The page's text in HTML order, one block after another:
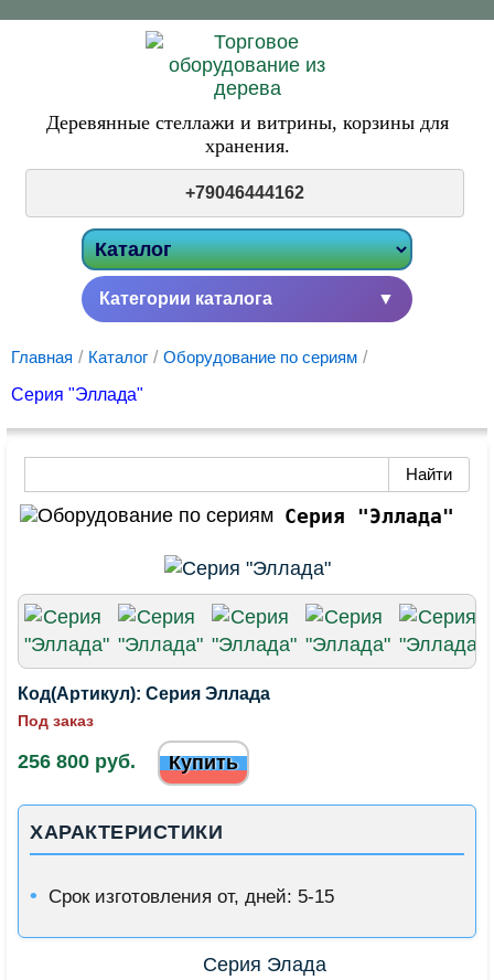
Деревянные стеллажи и витрины, корзины для
хранения.
+79046444162
Категории каталога ▼
Главная / Каталог / Оборудование по сериям /
Серия "Эллада"
Серия "Эллада"
Код(Артикул): Серия Эллада
Под заказ
256 800 руб. Купить
Серия Элада
ХАРАКТЕРИСТИКИ
Срок изготовления от, дней: 5-15